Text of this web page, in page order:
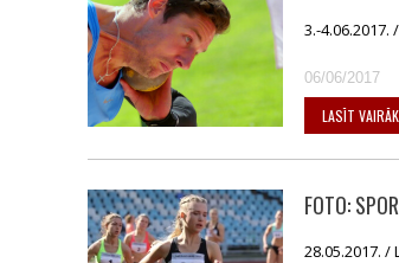
3.-4.06.2017.
06/06/2017
LASĪT VAIRĀK
FOTO:
28.05.2017.